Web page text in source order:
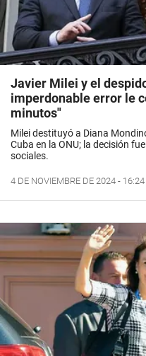
Javier Milei y el
imperdonable error le
minutos"
Milei destituyó a Diana
Cuba en la ONU; la decisión
sociales.
4 DE NOVIEMBRE DE 2024 - 16:24